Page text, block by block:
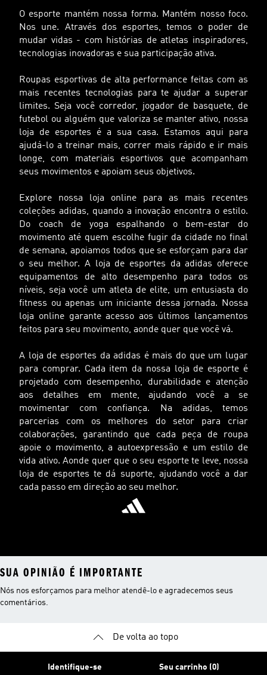
O esporte mantém nossa forma. Mantém nosso foco.
Nos une. Através dos esportes, temos o poder de
mudar vidas - com histórias de atletas inspiradores,
tecnologias inovadoras e sua participação ativa.
Roupas esportivas de alta performance feitas com as
mais recentes tecnologias para te ajudar a superar
limites. Seja você corredor, jogador de basquete, de
futebol ou alguém que valoriza se manter ativo, nossa
loja de esportes é a sua casa. Estamos aqui para
ajudá-lo a treinar mais, correr mais rápido e ir mais
longe, com materiais esportivos que acompanham
seus movimentos e apoiam seus objetivos.
Explore nossa loja online para as mais recentes
coleções adidas, quando a inovação encontra o estilo.
Do coach de yoga espalhando o bem-estar do
movimento até quem escolhe fugir da cidade no final
de semana, apoiamos todos que se esforçam para dar
o seu melhor. A loja de esportes da adidas oferece
equipamentos de alto desempenho para todos os
níveis, seja você um atleta de elite, um entusiasta do
fitness ou apenas um iniciante dessa jornada. Nossa
loja online garante acesso aos últimos lançamentos
feitos para seu movimento, aonde quer que você vá.
A loja de esportes da adidas é mais do que um lugar
para comprar. Cada item da nossa loja de esporte é
projetado com desempenho, durabilidade e atenção
aos detalhes em mente, ajudando você a se
movimentar com confiança. Na adidas, temos
parcerias com os melhores do setor para criar
colaborações, garantindo que cada peça de roupa
apoie o movimento, a autoexpressão e um estilo de
vida ativo. Aonde quer que o seu esporte te leve, nossa
loja de esportes te dá suporte, ajudando você a dar
cada passo em direção ao seu melhor.
SUA OPINIÃO É IMPORTANTE
Nós nos esforçamos para melhor atendê-lo e agradecemos seus
comentários.
De volta ao topo
Identifique-se Seu carrinho (0)